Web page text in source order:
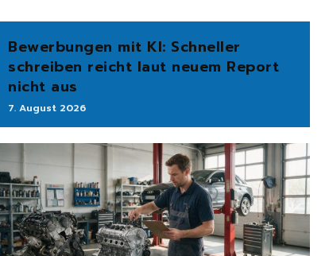
Bewerbungen mit KI: Schneller
schreiben reicht laut neuem Report
nicht aus
7. August 2026